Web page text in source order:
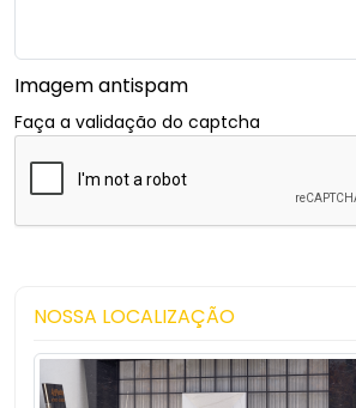
Imagem antispam
Faça a validação do captcha
NOSSA LOCALIZAÇÃO